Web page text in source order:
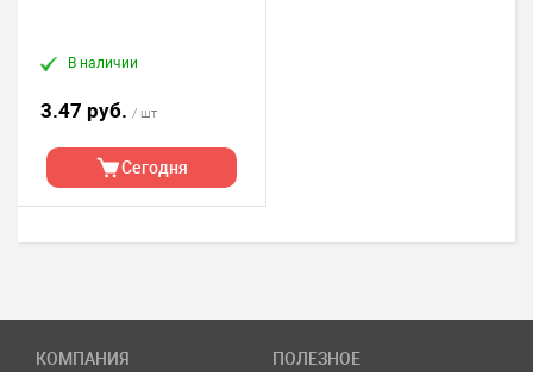
В наличии
3.47 руб. / шт
Сегодня
КОМПАНИЯ
ПОЛЕЗНОЕ